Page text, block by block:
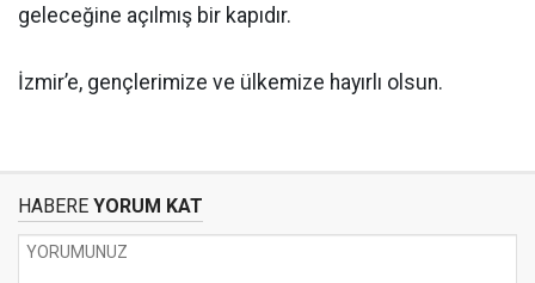
geleceğine açılmış bir kapıdır.
İzmir’e, gençlerimize ve ülkemize hayırlı olsun.
HABERE YORUM KAT